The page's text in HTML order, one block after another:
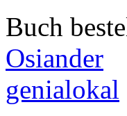
Buch
Osiander
genialokal